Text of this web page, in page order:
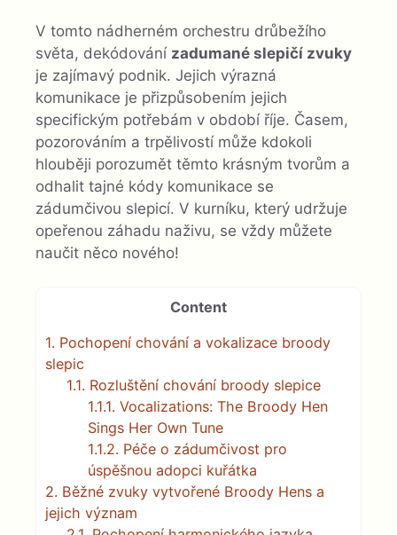
V tomto nádherném orchestru drůbežího
světa, dekódování zadumané slepičí zvuky
je zajímavý podnik. Jejich výrazná
komunikace je přizpůsobením jejich
specifickým potřebám v období říje. Časem,
pozorováním a trpělivostí může kdokoli
hlouběji porozumět těmto krásným tvorům a
odhalit tajné kódy komunikace se
zádumčivou slepicí. V kurníku, který udržuje
opeřenou záhadu naživu, se vždy můžete
naučit něco nového!
Content
1. Pochopení chování a vokalizace broody
slepic
1.1. Rozluštění chování broody slepice
1.1.1. Vocalizations: The Broody Hen
Sings Her Own Tune
1.1.2. Péče o zádumčivost pro
úspěšnou adopci kuřátka
2. Běžné zvuky vytvořené Broody Hens a
jejich význam